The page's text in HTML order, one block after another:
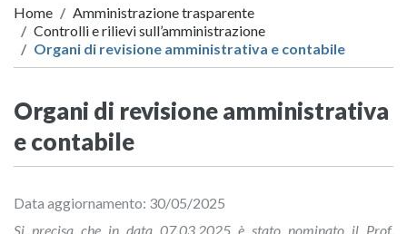
Home
Amministrazione trasparente
Controlli e rilievi sull’amministrazione
Organi di revisione amministrativa e contabile
Organi di revisione amministrativa
e contabile
Data aggiornamento: 30/05/2025
Si precisa che in data 07.03.2025 è stato nominato il Prof.